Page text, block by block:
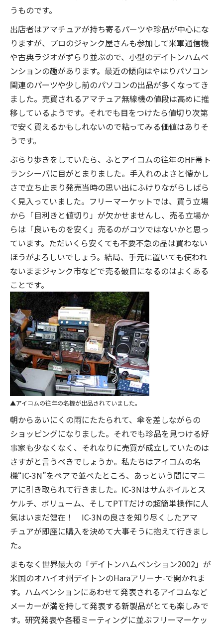
うものです。
出店者はアマチュアが持ち寄るパーツや珍品が中心にな
りますが、プロのジャンク屋さんも参加して米軍通信機
や古典ラジオがずらり並ぶので、小型のデイトンハムベ
ンションの趣があります。最近の傾向はやはりパソコン
関連のパーツや少し前のパソコンの出品が多くなってき
ました。売買されるアマチュア無線機の値段は高めに推
移しているようです。それでも目をつけたら値切り次第
で安く買えるかもしれないので粘ってみる価値はありそ
うです。
ぶらり歩きをしていたら、ふとアイコムの往年のHF帯ト
ランシーバに目がとまりました。手入れのよさと懐かし
さで立ち止まり発売当時の思い出にふけりながらしばら
く見入っていました。フリーマーケットでは、買う立場
から「目利きと値切り」が欠かせませんし、売る立場か
らは「良いものを安く」売るのがコツではないかと思っ
ています。ただいくら安くても不要不急の品は買わない
ほうがよろしいでしょう。結局、手元に置いても使われ
ないままジャンク市などで売る破目になるのはよくある
ことです。
アイコムの往年の名機が出品されていました。
朝からあいにくの雨にたたられて、傘を差しながらの
ショッピングになりました。それでも珍品を見つける好
事家も少なくなく、それなりに売買が成立していたのは
さすがと言うべきでしょうか。私たちはアイコムの名
機“IC-3N”をペアで並べたところ、あっという間にマニ
アに引き取られて行きました。IC-3Nはサムホイルとス
ケルチ、ボリューム、そしてPTTだけの超簡単操作に人
気はいまだ健在！ IC-3Nの良さを知り尽くしたアマ
チュアが即座に購入を決めて大事そうに抱えて行きまし
た。
まもなく世界最大の「デイトンハムベンション2002」が
米国のオハイオ州デイトンのHaraアリーナ-で開かれま
す。ハムベンションにあわせて発表されるアイコムなど
メーカーが満を持して発表する新製品がとても楽しみで
す。研究発表や各種ミーティングに並ぶフリーマーケッ